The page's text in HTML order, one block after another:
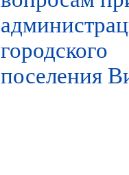
городского
поселения